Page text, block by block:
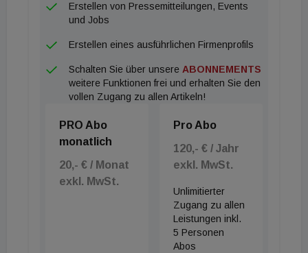
Erstellen von Pressemitteilungen, Events
und Jobs
Erstellen eines ausführlichen Firmenprofils
Schalten Sie über unsere ABONNEMENTS
weitere Funktionen frei und erhalten Sie den
vollen Zugang zu allen Artikeln!
PRO Abo
monatlich
20,- € / Monat
exkl. MwSt.
Pro Abo
120,- € / Jahr
exkl. MwSt.
Unlimitierter
Zugang zu allen
Leistungen inkl.
5 Personen
Abos